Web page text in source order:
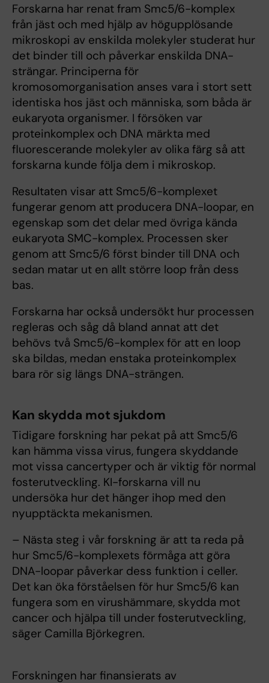
Forskarna har renat fram Smc5/6-komplex
från jäst och med hjälp av högupplösande
mikroskopi av enskilda molekyler studerat hur
det binder till och påverkar enskilda DNA-
strängar. Principerna för
kromosomorganisation anses vara i stort sett
identiska hos jäst och människa, som båda är
eukaryota organismer. I försöken var
proteinkomplex och DNA märkta med
fluorescerande molekyler av olika färg så att
forskarna kunde följa dem i mikroskop.
Resultaten visar att Smc5/6-komplexet
fungerar genom att producera DNA-loopar, en
egenskap som det delar med övriga kända
eukaryota SMC-komplex. Processen sker
genom att Smc5/6 först binder till DNA och
sedan matar ut en allt större loop från dess
bas.
Forskarna har också undersökt hur processen
regleras och såg då bland annat att det
behövs två Smc5/6-komplex för att en loop
ska bildas, medan enstaka proteinkomplex
bara rör sig längs DNA-strängen.
Kan skydda mot sjukdom
Tidigare forskning har pekat på att Smc5/6
kan hämma vissa virus, fungera skyddande
mot vissa cancertyper och är viktig för normal
fosterutveckling. KI-forskarna vill nu
undersöka hur det hänger ihop med den
nyupptäckta mekanismen.
– Nästa steg i vår forskning är att ta reda på
hur Smc5/6-komplexets förmåga att göra
DNA-loopar påverkar dess funktion i celler.
Det kan öka förståelsen för hur Smc5/6 kan
fungera som en virushämmare, skydda mot
cancer och hjälpa till under fosterutveckling,
säger Camilla Björkegren.
Forskningen har finansierats av